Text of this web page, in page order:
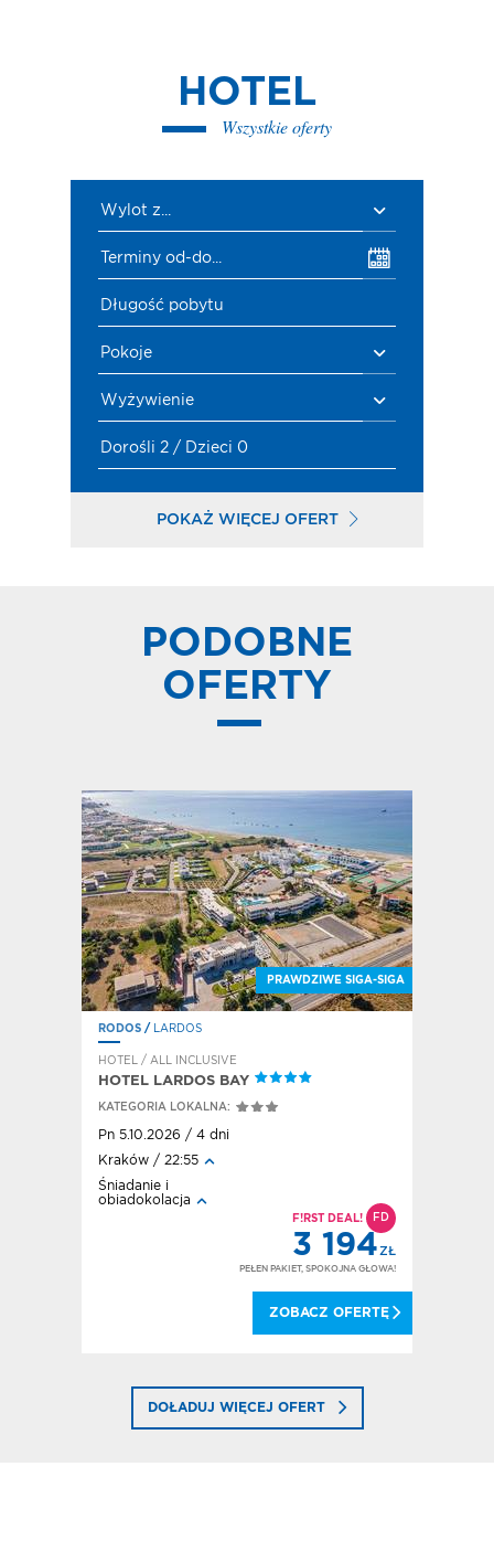
HOTEL
Wszystkie oferty
Wylot z...
Terminy od-do...
Długość pobytu
Pokoje
Wyżywienie
Dorośli 2 / Dzieci 0
POKAŻ WIĘCEJ OFERT
PODOBNE
OFERTY
PRAWDZIWE SIGA-SIGA
RODOS / LARDOS
HOTEL / ALL INCLUSIVE
HOTEL LARDOS BAY
KATEGORIA LOKALNA:
Pn 5.10.2026 / 4 dni
Kraków / 22:55
Śniadanie i
obiadokolacja
F!RST DEAL! FD
3 194ZŁ
PEŁEN PAKIET, SPOKOJNA GŁOWA!
ZOBACZ OFERTĘ
DOŁADUJ WIĘCEJ OFERT